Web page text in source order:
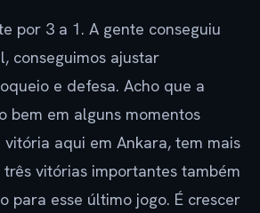
por 3 a 1. A gente conseguiu
conseguimos ajustar
e defesa. Acho que a
bem em alguns momentos
aqui em Ankara, tem mais
vitórias importantes também
para esse último jogo. É crescer